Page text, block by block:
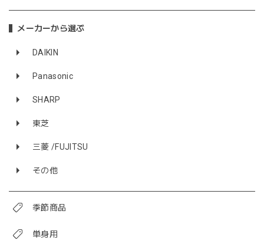
メーカーから選ぶ
DAIKIN
Panasonic
SHARP
東芝
三菱 /FUJITSU
その他
季節商品
単身用